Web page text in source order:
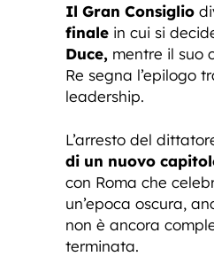
Il Gran Consiglio
finale in cui si
Duce, mentre il suo
Re segna l’epilogo
leadership.
L’arresto del
di un nuovo
con Roma che
un’epoca oscura,
non è ancora
terminata.